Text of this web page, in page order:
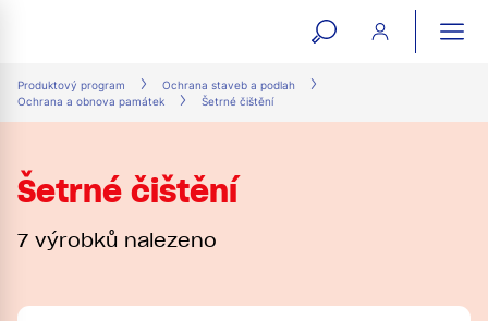
open
search
form
Produktový program
Ochrana staveb a podlah
Ochrana a obnova památek
Šetrné čištění
Šetrné čištění
7 výrobků nalezeno